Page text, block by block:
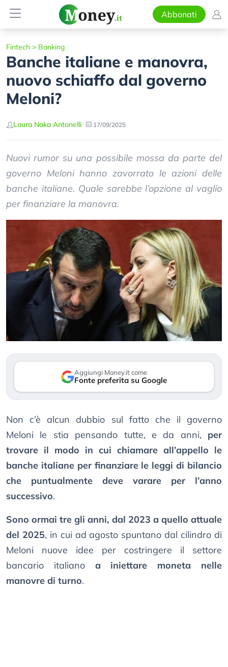
Abbonati
Fintech > Banking
Banche italiane e manovra,
nuovo schiaffo dal governo
Meloni?
Laura Naka Antonelli 17/09/2025
Nuovi rumor su una possibile mossa da parte del
governo Meloni hanno zavorrato le azioni delle
banche italiane. Quale sarebbe l’opzione al vaglio
per finanziare la manovra.
Aggiungi Money.it come
Fonte preferita su Google
Non c’è alcun dubbio sul fatto che il governo
Meloni le stia pensando tutte, e da anni, per
trovare il modo in cui chiamare all’appello le
banche italiane per finanziare le leggi di bilancio
che puntualmente deve varare per l’anno
successivo.
Sono ormai tre gli anni, dal 2023 a quello attuale
del 2025, in cui ad agosto spuntano dal cilindro di
Meloni nuove idee per costringere il settore
bancario italiano a iniettare moneta nelle
manovre di turno.